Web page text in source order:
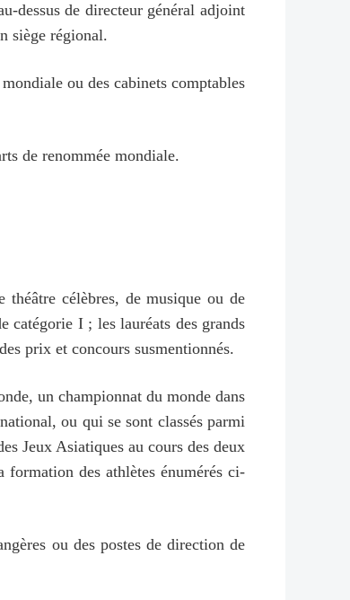
dessus de directeur général adjoint
siège régional.
ou des cabinets comptables
de renommée mondiale.
célèbres, de musique ou de
catégorie I ; les lauréats des grands
prix et concours susmentionnés.
un championnat du monde dans
ou qui se sont classés parmi
Jeux Asiatiques au cours des deux
formation des athlètes énumérés ci-
ou des postes de direction de